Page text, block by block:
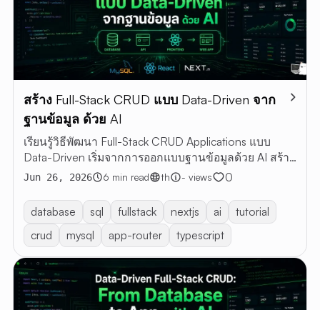
สร้าง Full-Stack CRUD แบบ Data-Driven จาก
ฐานข้อมูล ด้วย AI
เรียนรู้วิธีพัฒนา Full-Stack CRUD Applications แบบ
Data-Driven เริ่มจากการออกแบบฐานข้อมูลด้วย AI สร้าง
Web App ด้วย Next.js + MySQL
Jun 26, 2026 6 min read th - views 0
database sql fullstack nextjs ai
tutorial
crud
mysql app-router typescript